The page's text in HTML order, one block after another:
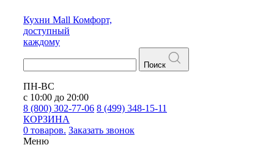
Кухни Mall Комфорт,
доступный
каждому
Поиск
ПН-ВС
с 10:00 до 20:00
8 (800) 302-77-06 8 (499) 348-15-11
КОРЗИНА
0 товаров. Заказать звонок
Меню